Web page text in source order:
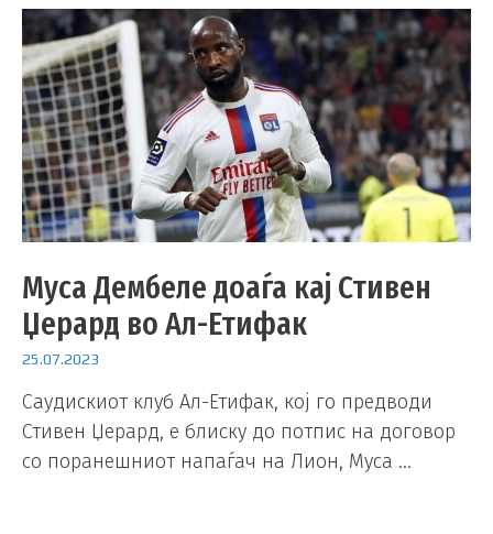
Муса Дембеле доаѓа кај Стивен
Џерард во Ал-Етифак
25.07.2023
Саудискиот клуб Ал-Етифак, кој го предводи
Стивен Џерард, е блиску до потпис на договор
со поранешниот напаѓач на Лион, Муса …